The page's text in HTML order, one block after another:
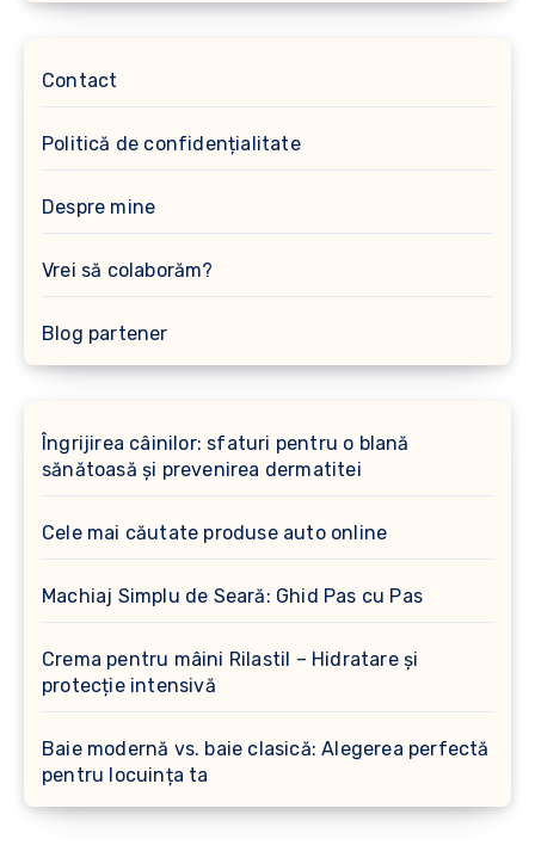
Contact
Politică de confidențialitate
Despre mine
Vrei să colaborăm?
Blog partener
Îngrijirea câinilor: sfaturi pentru o blană
sănătoasă și prevenirea dermatitei
Cele mai căutate produse auto online
Machiaj Simplu de Seară: Ghid Pas cu Pas
Crema pentru mâini Rilastil – Hidratare și
protecție intensivă
Baie modernă vs. baie clasică: Alegerea perfectă
pentru locuința ta